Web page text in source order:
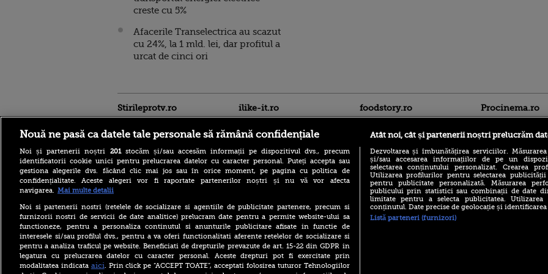
creste cu 5%
Afacerile Transelectrica au scazut
cu 24%, la 1 mld. lei, dar profitul a
urcat de cinci ori
Stirileprotv.ro
Care este mâncarea
preferată a lui Florin
Dumitrescu. Juratul
MastrerChef a vorbit despre
începuturile în bucătărie
Horoscop 9 august 2026, cu
ilike-it.ro foodstory.ro
(P) Descoperă Lumea
Evenimentelor din România
cu Transilvania Events!
Procinema.ro
Banditul zburător,
prolific spărgător
Nouă ne pasă ca datele tale personale să rămână confidențiale
Noi și partenerii noștri 201stocăm și/sau accesăm informații pe dispozitivul dvs., precum
identificatorii cookie unici pentru prelucrarea datelor cu caracter personal. Puteți accepta sau
gestiona alegerile dvs. făcând clic mai jos sau în orice moment, pe pagina cu politica de
confidențialitate. Aceste alegeri vor fi raportate partenerilor noștri și nu vă vor afecta
navigarea. Mai multe detalii
Noi si partenerii nostri (retelele de socializare si agentiile de publicitate partenere, precum si
furnizorii nostri de servicii de date analitice) prelucram date pentru a permite website-ului sa
functioneze, pentru a personaliza continutul si anunturile publicitare afisate in functie de
interesele si/sau profilul dvs., pentru a va oferi functionalitati aferente retelelor de socializare si
pentru a analiza traficul pe website. Beneficiati de drepturile prevazute de art. 15-22 din GDPR in
legatura cu prelucrarea datelor cu caracter personal. Aceste drepturi pot fi exercitate prin
modalitatea indicata aici. Prin click pe “ACCEPT TOATE”, acceptati folosirea tuturor Tehnologiilor
Atât noi, cât și partenerii noștri prelucrăm
Dezvoltarea și îmbunătățirea serviciilor.
și/sau accesarea informațiilor de pe un
selectarea conținutului personalizat. Crearea
Utilizarea profilurilor pentru selectarea
pentru publicitate personalizată. Măsurarea
publicului prin statistici sau combinații de date
limitate pentru a selecta publicitatea.
conținutul. Date precise de geolocație și
Listă parteneri (furnizori)